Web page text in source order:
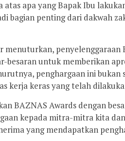
atas apa yang Bapak Ibu
bagian penting dari dakwah
menuturkan, penyelenggaraan
besaran untuk memberikan
penghargaan ini bukan
kerja keras yang telah
BAZNAS Awards dengan
kepada mitra-mitra kita
yang mendapatkan